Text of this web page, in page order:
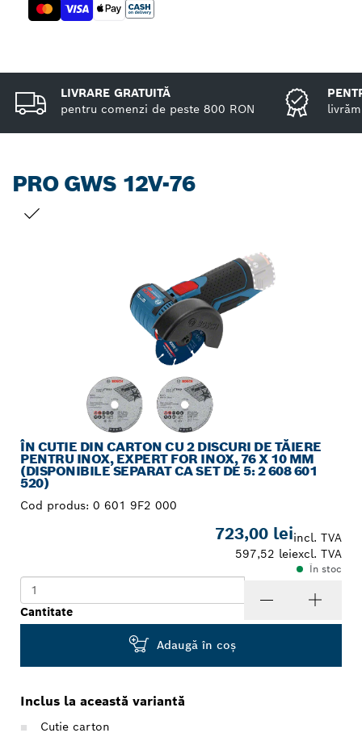
LIVRARE GRATUITĂ
pentru comenzi de peste 800 RON
PRO GWS 12V-76
ÎN CUTIE DIN CARTON CU 2 DISCURI DE TĂIERE
PENTRU INOX, EXPERT FOR INOX, 76 X 10 MM
(DISPONIBILE SEPARAT CA SET DE 5: 2 608 601
520)
Cod produs: 0 601 9F2 000
723,00 leiincl. TVA
597,52 leiexcl. TVA
În stoc
Cantitate
Adaugă în coş
Inclus la această variantă
Cutie carton